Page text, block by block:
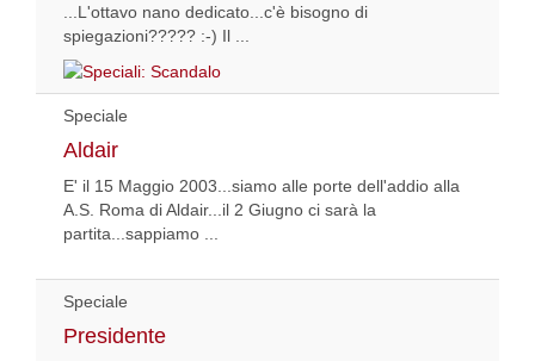
...L'ottavo nano dedicato...c'è bisogno di
spiegazioni????? :-) Il ...
Speciale
Aldair
E' il 15 Maggio 2003...siamo alle porte dell'addio alla
A.S. Roma di Aldair...il 2 Giugno ci sarà la
partita...sappiamo ...
Speciale
Presidente